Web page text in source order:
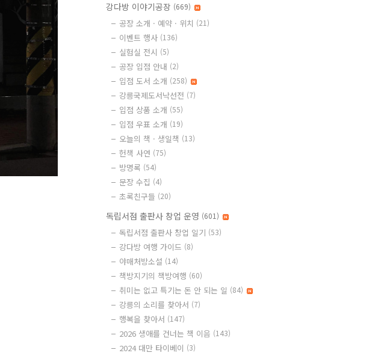
강다방 이야기공장 (669)
공장 소개 · 예약 · 위치 (21)
이벤트 행사 (136)
실험실 전시 (5)
공장 입점 안내 (2)
입점 도서 소개 (258)
강릉국제도서낙선전 (7)
입점 상품 소개 (55)
입점 우표 소개 (19)
오늘의 책 · 생일책 (13)
헌책 사연 (75)
방명록 (54)
문장 수집 (4)
초록친구들 (20)
독립서점 출판사 창업 운영 (601)
독립서점 출판사 창업 일기 (53)
강다방 여행 가이드 (8)
야매처방소설 (14)
책방지기의 책방여행 (60)
취미는 없고 특기는 돈 안 되는 일 (84)
강릉의 소리를 찾아서 (7)
행복을 찾아서 (147)
2026 생애를 건너는 책 이음 (143)
2024 대만 타이베이 (3)